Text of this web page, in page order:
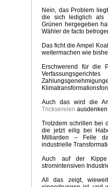
Nein, das Problem
die sich lediglich als
Grünen hergegeben
Wähler de facto
Das ficht die Ampel
weitermachen wie
Erschwerend für die
Auch das wird die
Tricksereien
Trotzdem schrillen bei
die jetzt eilig bei
Milliarden – Felle
industrielle
Auch auf der Kippe
stromintensiven
All das zeigt,